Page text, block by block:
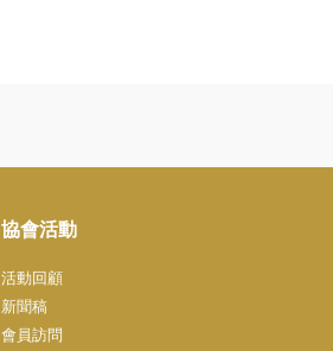
協會活動
活動回顧
新聞稿
會員訪問